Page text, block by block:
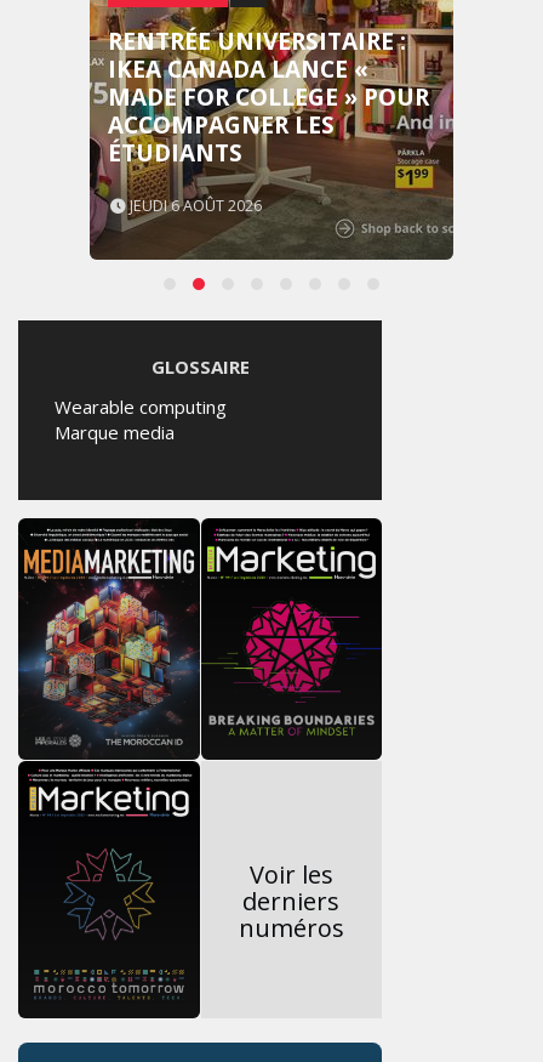
RENTRÉE UNIVERSITAIRE :
IKEA CANADA LANCE «
MADE FOR COLLEGE » POUR
ACCOMPAGNER LES
ÉTUDIANTS
JEUDI 6 AOÛT 2026
GLOSSAIRE
Wearable computing
Marque media
Voir les
derniers
numéros